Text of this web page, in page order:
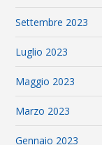
Settembre 2023
Luglio 2023
Maggio 2023
Marzo 2023
Gennaio 2023